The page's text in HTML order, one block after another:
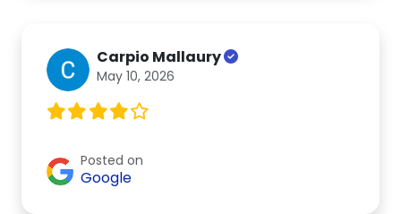
Carpio Mallaury
May 10, 2026
Posted on
Google